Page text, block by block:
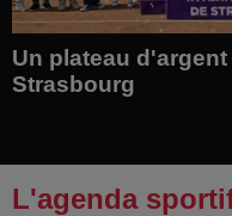
Un plateau
Strasbourg
L'agenda